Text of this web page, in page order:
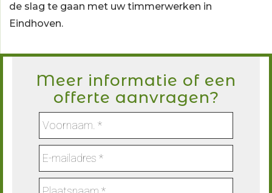
de slag te gaan met uw timmerwerken in
Eindhoven.
Meer informatie of een
offerte aanvragen?